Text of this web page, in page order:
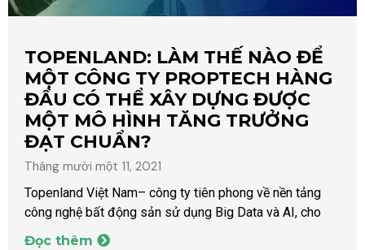
TOPENLAND: LÀM THẾ NÀO ĐỂ
MỘT CÔNG TY PROPTECH HÀNG
ĐẦU CÓ THỂ XÂY DỰNG ĐƯỢC
MỘT MÔ HÌNH TĂNG TRƯỞNG
ĐẠT CHUẨN?
Tháng mười một 11, 2021
Topenland Việt Nam– công ty tiên phong về nền tảng
công nghệ bất động sản sử dụng Big Data và AI, cho
Đọc thêm